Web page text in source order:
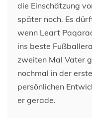
die Einschätzung
später noch. Es
wenn Leart
ins beste
zweiten Mal Vater
nochmal in der
persönlichen
er gerade.